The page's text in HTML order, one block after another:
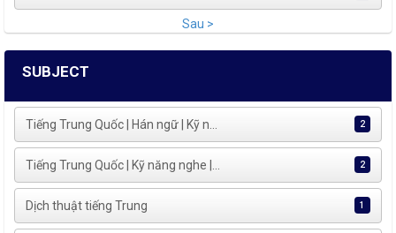
Sau >
SUBJECT
Tiếng Trung Quốc | Hán ngữ | Kỹ n... 2
Tiếng Trung Quốc | Kỹ năng nghe |... 2
Dịch thuật tiếng Trung 1